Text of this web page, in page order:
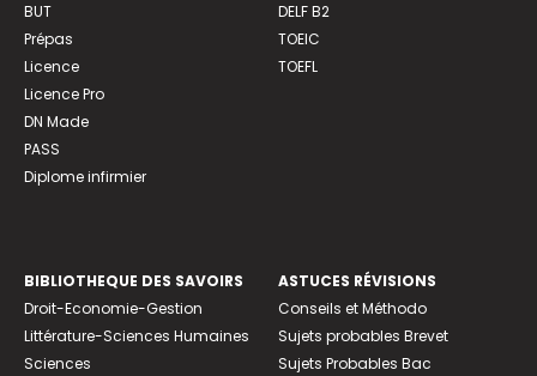
BUT
Prépas
Licence
Licence Pro
DN Made
PASS
Diplome infirmier
DELF B2
TOEIC
TOEFL
BIBLIOTHEQUE DES SAVOIRS
Droit-Economie-Gestion
Littérature-Sciences Humaines
Sciences
ASTUCES RÉVISIONS
Conseils et Méthodo
Sujets probables Brevet
Sujets Probables Bac